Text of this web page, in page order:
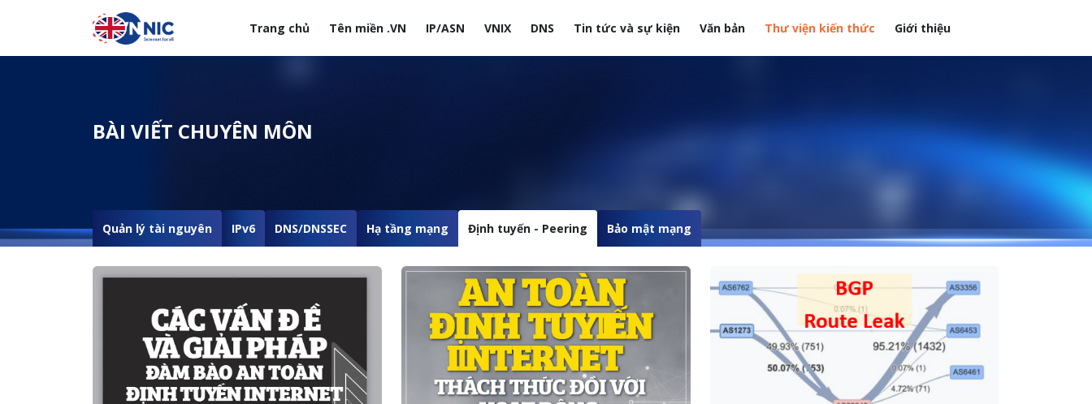
Nhảy đến nội dung
Trang chủ Tên miền .VN IP/ASN VNIX DNS Tin tức và sự kiện Văn bản Thư viện kiến thức Giới thiệu
Menuheader của website
BÀI VIẾT CHUYÊN MÔN
Quản lý tài nguyên IPv6 DNS/DNSSEC Hạ tầng mạng Định tuyến - Peering Bảo mật mạng